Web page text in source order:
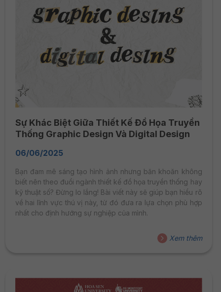
Sự Khác Biệt Giữa Thiết Kế Đồ Họa Truyền
Thống Graphic Design Và Digital Design
06/06/2025
Bạn đam mê sáng tạo hình ảnh nhưng băn khoăn không
biết nên theo đuổi ngành thiết kế đồ họa truyền thống hay
kỹ thuật số? Đừng lo lắng! Bài viết này sẽ giúp bạn hiểu rõ
về hai lĩnh vực thú vị này, từ đó đưa ra lựa chọn phù hợp
nhất cho định hướng sự nghiệp của mình.
Xem thêm